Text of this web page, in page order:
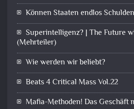
Können Staaten endlos
Superintelligenz? | The Future
(Mehrteiler)
Wie werden wir beliebt?
Beats 4 Critical Mass Vol.22
Mafia-Methoden! Das Geschäft